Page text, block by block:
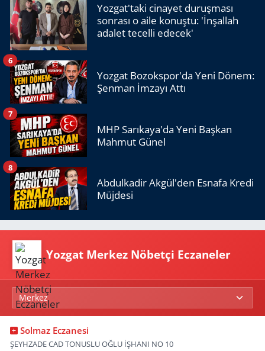
Yozgat'taki cinayet duruşması
sonrası o aile konuştu: 'İnşallah
adalet tecelli edecek'
Yozgat Bozokspor'da Yeni Dönem:
Şenman İmzayı Attı
6
MHP Sarıkaya'da Yeni Başkan
Mahmut Günel
7
Abdulkadir Akgül'den Esnafa Kredi
Müjdesi
8
Yozgat Merkez Nöbetçi Eczaneler
Solmaz Eczanesi
ŞEYHZADE CAD TONUSLU OĞLU İŞHANI NO 10